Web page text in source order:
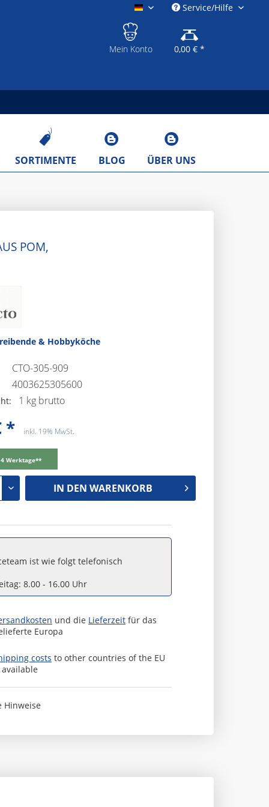
gastronomieshop.eu
Service/Hilfe
Mein Konto 0,00 € *
SORTIMENTE BLOG ÜBER UNS
POM,
& Hobbyköche
CTO-305-909
4003625305600
1 kg brutto
* inkl. 19% MwSt.
Werktage**
IN DEN WARENKORB
ist wie folgt telefonisch
8.00 - 16.00 Uhr
und die Lieferzeit für das
Europa
costs to other countries of the EU
available
Hinweise